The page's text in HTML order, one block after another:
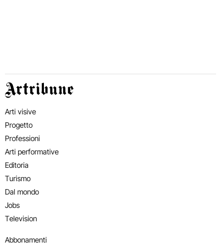
Artribune
Arti visive
Progetto
Professioni
Arti performative
Editoria
Turismo
Dal mondo
Jobs
Television
Abbonamenti